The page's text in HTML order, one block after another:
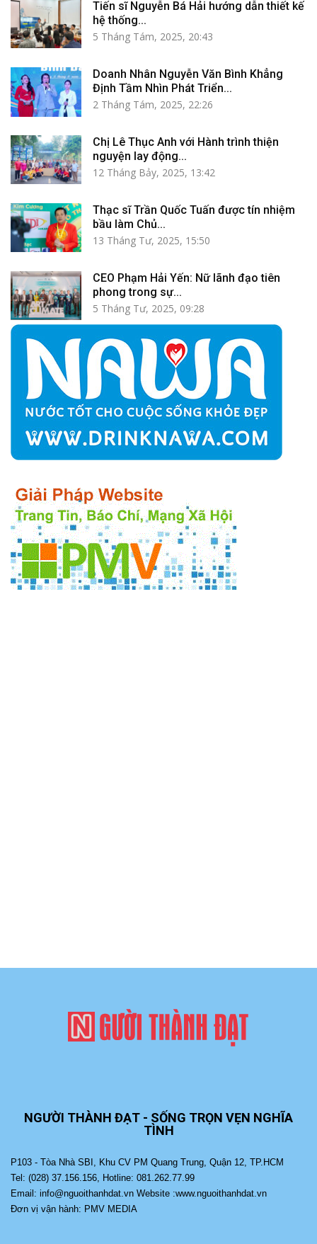
Tiến sĩ Nguyễn Bá Hải hướng dẫn thiết kế
hệ thống...
5 Tháng Tám, 2025, 20:43
Doanh Nhân Nguyễn Văn Bình Khẳng
Định Tầm Nhìn Phát Triển...
2 Tháng Tám, 2025, 22:26
Chị Lê Thục Anh với Hành trình thiện
nguyện lay động...
12 Tháng Bảy, 2025, 13:42
Thạc sĩ Trần Quốc Tuấn được tín nhiệm
bầu làm Chủ...
13 Tháng Tư, 2025, 15:50
CEO Phạm Hải Yến: Nữ lãnh đạo tiên
phong trong sự...
5 Tháng Tư, 2025, 09:28
NGƯỜI THÀNH ĐẠT - SỐNG TRỌN VẸN NGHĨA
TÌNH
P103 - Tòa Nhà SBI, Khu CV PM Quang Trung, Quận 12, TP.HCM
Tel: (028) 37.156.156, Hotline: 081.262.77.99
Email: info@nguoithanhdat.vn Website :www.nguoithanhdat.vn
Đơn vị vận hành: PMV MEDIA